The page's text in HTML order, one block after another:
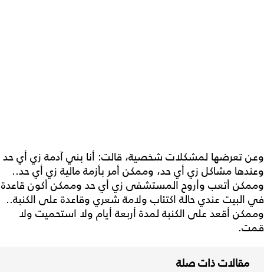
وعن تعرضها لمشكلات شخصية، قالت: أنا بني آدمة زي أي حد
وعندها مشاكل زي أي حد، وممكن أمر بأزمة مالية زي أي حد..
وممكن أتعب وأروح المستشفى زي أي حد وممكن أكون قاعدة
في البيت عندي حالة اكتئاب ولامة شعري وقاعدة على الكنبة..
وممكن أقعد على الكنبة لمدة أربعة أيام ولا استحميت ولا
قمت.
مقالات ذات صلة